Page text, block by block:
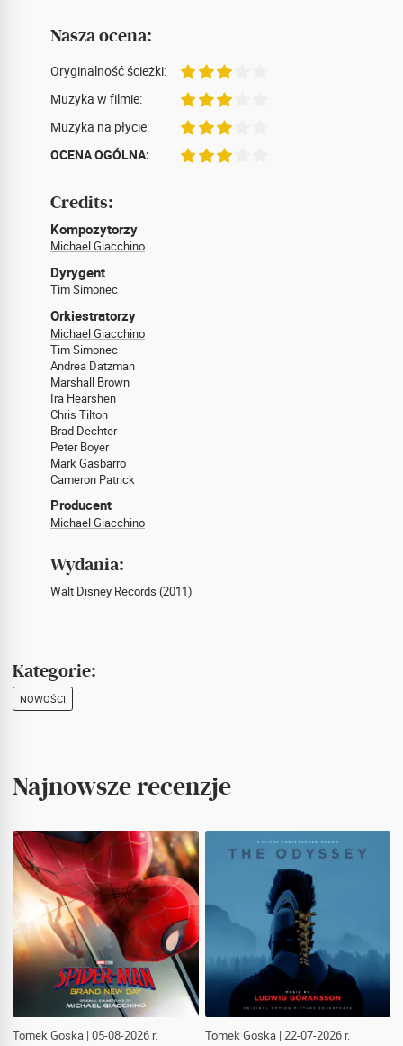
Nasza ocena:
Oryginalność ścieżki:
Muzyka w filmie:
Muzyka na płycie:
OCENA OGÓLNA:
Credits:
Kompozytorzy
Michael Giacchino
Dyrygent
Tim Simonec
Orkiestratorzy
Michael Giacchino
Tim Simonec
Andrea Datzman
Marshall Brown
Ira Hearshen
Chris Tilton
Brad Dechter
Peter Boyer
Mark Gasbarro
Cameron Patrick
Producent
Michael Giacchino
Wydania:
Walt Disney Records (2011)
Kategorie:
NOWOŚCI
Najnowsze recenzje
Tomek Goska | 05-08-2026 r. Tomek Goska| 22-07-2026 r.